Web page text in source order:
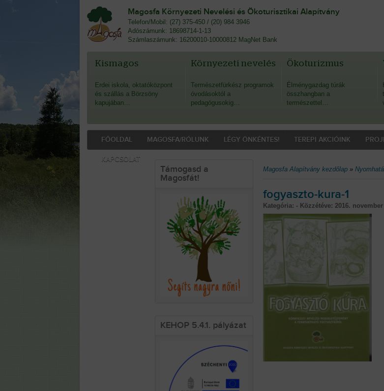
Magosfa Környezeti Nevelési és Ökoturisztikai Alapítvány
Telefon/Mobil: (27) 375-450 / (20) 984 3946
Adószámunk: 18698714-1-13
Számlaszámunk: 16200010-10000812 MagNet Bank
Kismagos
Erdei iskola, oktatóközpont
és szállás a Börzsöny
kapujában…
Környezeti nevelés
Természetfürkész programok
óvodásoktól a
pedagógusokig…
Ökoturizmus
Élménygazdag túrák
összhangban a
természettel…
FŐOLDAL MAGOSFA/RÓLUNK LÉGY ÖNKÉNTES! TEREPI AKCIÓINK
KAPCSOLAT
Támogasd a
Magosfát!
KEHOP 5.4.1. pályázat
Magosfa Alapítvány kezdőlap »
fogyaszto-kura-1
Kategória: - Közzétéve: 2016. november